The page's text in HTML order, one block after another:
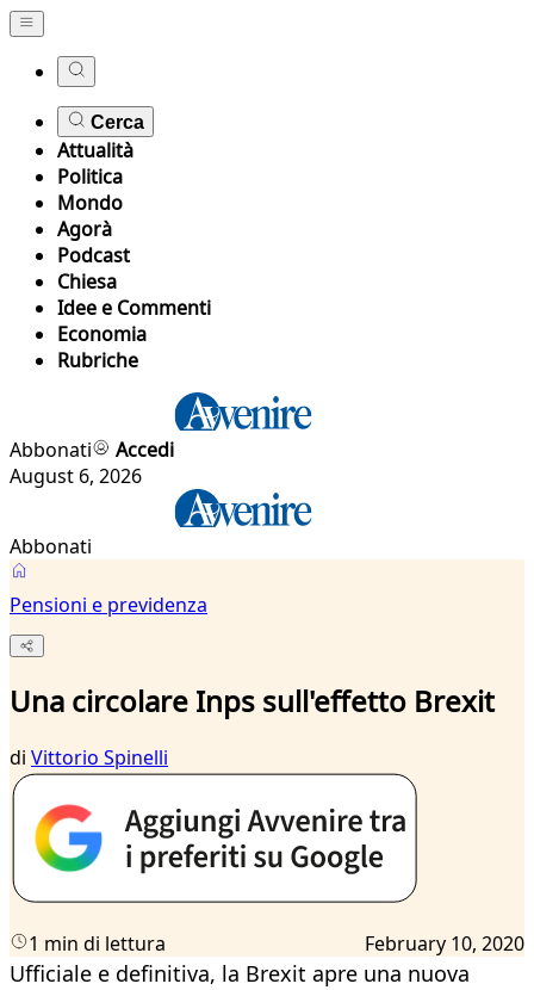
Cerca
Attualità
Politica
Mondo
Agorà
Podcast
Chiesa
Idee e Commenti
Economia
Rubriche
Abbonati
Accedi
August 6, 2026
Abbonati
Pensioni e previdenza
Una circolare Inps sull'effetto Brexit
di Vittorio Spinelli
1 min di lettura February 10, 2020
Ufficiale e definitiva, la Brexit apre una nuova